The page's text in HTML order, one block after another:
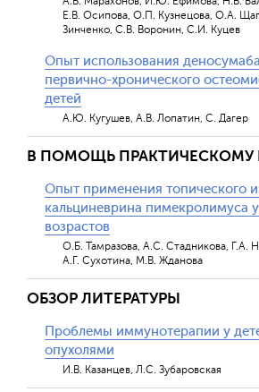
Е.В. Осипова, О.П. Кузнецова, О.А.
Зинченко, С.В. Воронин, С.И. Куцев
Опыт использования
первично-хронического
детей
А.Ю. Кугушев, А.В. Лопатин, С. Дагер
В ПОМОЩЬ ПРАКТИЧЕСКОМУ
Опыт применения топического
кальциневрина пимекролимуса
возрастов
О.Б. Тамразова, А.С. Стадникова, Г.А.
А.Г. Сухотина, М.В. Жданова
ОБЗОР ЛИТЕРАТУРЫ
Проблемы иммунотерапии у
опухолями
И.В. Казанцев, Л.С. Зубаровская